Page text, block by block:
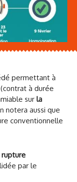
permettant à
(contrat à durée
sur la
notera aussi que
conventionnelle
par le